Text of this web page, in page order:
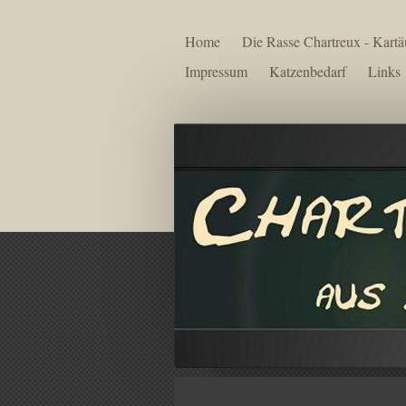
Home Die Rasse Chartreux -
Impressum
Katzenbedarf Links